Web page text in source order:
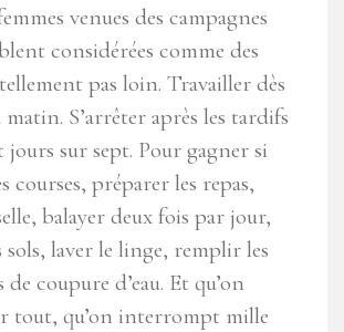
venues des campagnes
considérées comme des
pas loin. Travailler dès
S’arrêter après les tardifs
jours sur sept. Pour gagner si
courses, préparer les repas,
balayer deux fois par jour,
sols, laver le linge, remplir les
de coupure d’eau. Et qu’on
tout, qu’on interrompt mille